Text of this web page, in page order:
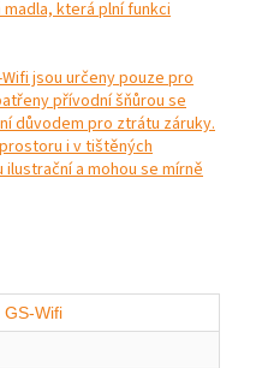
která plní funkci
jsou určeny pouze pro
přívodní šňůrou se
důvodem pro ztrátu záruky.
i v tištěných
ilustrační a mohou se mírně
GS-Wifi